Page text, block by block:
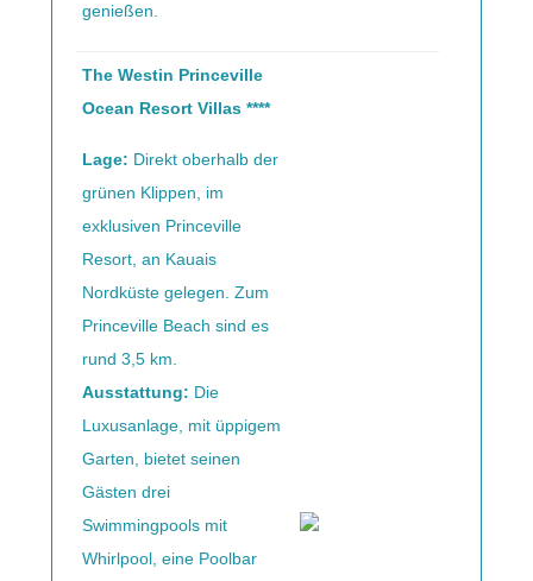
genießen.
The Westin Princeville
Ocean Resort Villas ****
Lage: Direkt oberhalb der
grünen Klippen, im
exklusiven Princeville
Resort, an Kauais
Nordküste gelegen. Zum
Princeville Beach sind es
rund 3,5 km.
Ausstattung: Die
Luxusanlage, mit üppigem
Garten, bietet seinen
Gästen drei
Swimmingpools mit
Whirlpool, eine Poolbar